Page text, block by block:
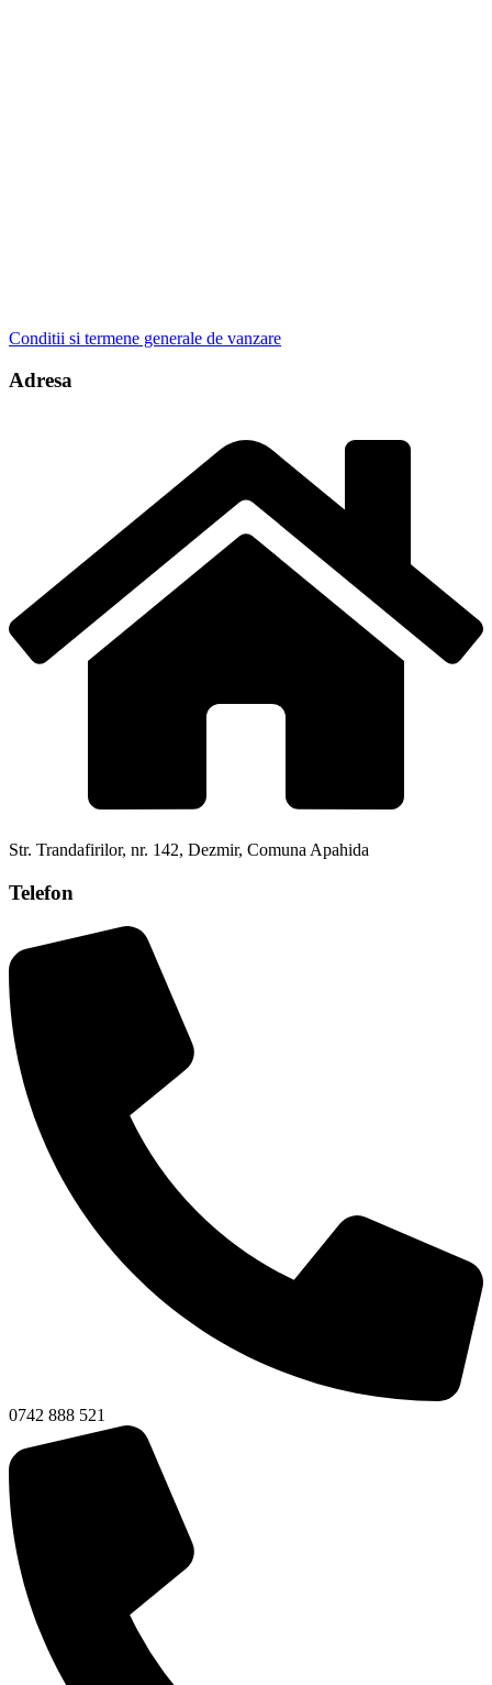
Conditii si termene generale de vanzare
Adresa
Str. Trandafirilor, nr. 142, Dezmir, Comuna Apahida
Telefon
0742 888 521